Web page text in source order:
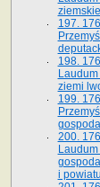
197.
198.
ziemi
199.
200.
i